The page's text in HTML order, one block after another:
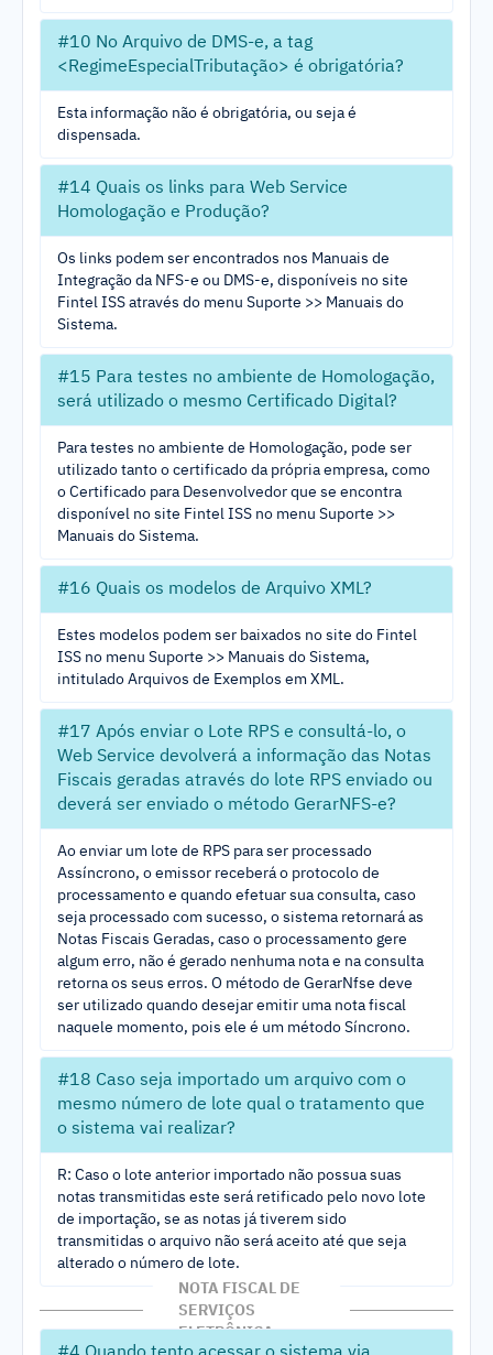
#10 No Arquivo de DMS-e, a tag
<RegimeEspecialTributação> é obrigatória?
Esta informação não é obrigatória, ou seja é
dispensada.
#14 Quais os links para Web Service
Homologação e Produção?
Os links podem ser encontrados nos Manuais de
Integração da NFS-e ou DMS-e, disponíveis no site
Fintel ISS através do menu Suporte >> Manuais do
Sistema.
#15 Para testes no ambiente de Homologação,
será utilizado o mesmo Certificado Digital?
Para testes no ambiente de Homologação, pode ser
utilizado tanto o certificado da própria empresa, como
o Certificado para Desenvolvedor que se encontra
disponível no site Fintel ISS no menu Suporte >>
Manuais do Sistema.
#16 Quais os modelos de Arquivo XML?
Estes modelos podem ser baixados no site do Fintel
ISS no menu Suporte >> Manuais do Sistema,
intitulado Arquivos de Exemplos em XML.
#17 Após enviar o Lote RPS e consultá-lo, o
Web Service devolverá a informação das Notas
Fiscais geradas através do lote RPS enviado ou
deverá ser enviado o método GerarNFS-e?
Ao enviar um lote de RPS para ser processado
Assíncrono, o emissor receberá o protocolo de
processamento e quando efetuar sua consulta, caso
seja processado com sucesso, o sistema retornará as
Notas Fiscais Geradas, caso o processamento gere
algum erro, não é gerado nenhuma nota e na consulta
retorna os seus erros. O método de GerarNfse deve
ser utilizado quando desejar emitir uma nota fiscal
naquele momento, pois ele é um método Síncrono.
#18 Caso seja importado um arquivo com o
mesmo número de lote qual o tratamento que
o sistema vai realizar?
R: Caso o lote anterior importado não possua suas
notas transmitidas este será retificado pelo novo lote
de importação, se as notas já tiverem sido
transmitidas o arquivo não será aceito até que seja
alterado o número de lote.